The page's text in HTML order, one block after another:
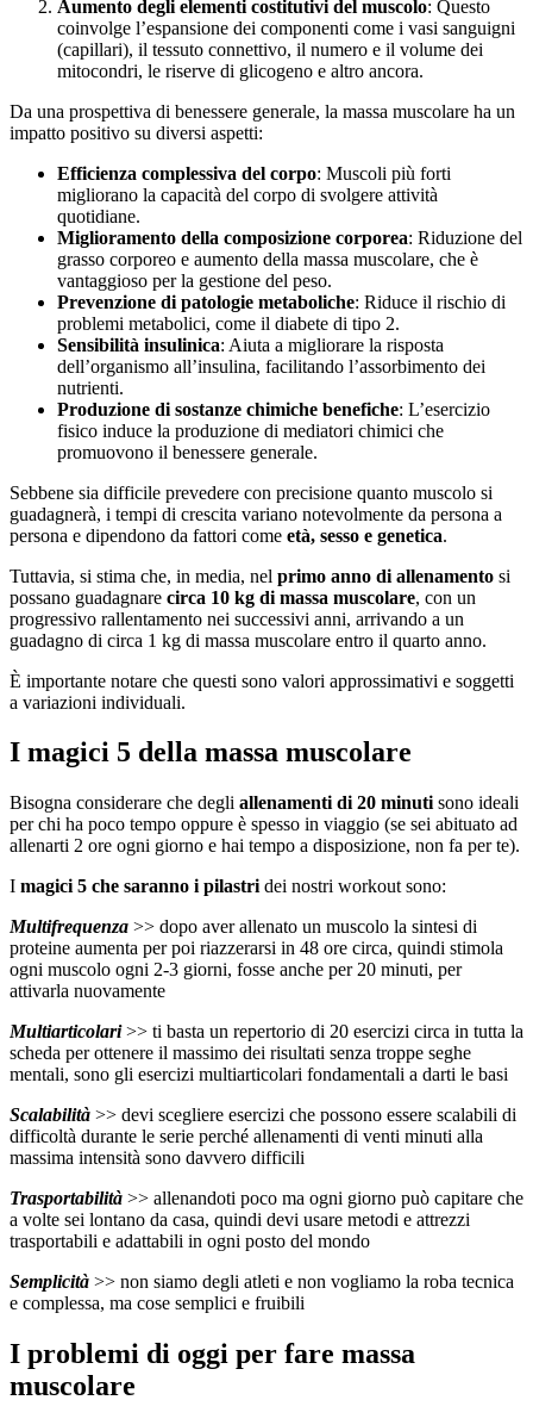
Aumento degli elementi costitutivi del muscolo: Questo
coinvolge l’espansione dei componenti come i vasi sanguigni
(capillari), il tessuto connettivo, il numero e il volume dei
mitocondri, le riserve di glicogeno e altro ancora.
Da una prospettiva di benessere generale, la massa muscolare ha un
impatto positivo su diversi aspetti:
Efficienza complessiva del corpo: Muscoli più forti
migliorano la capacità del corpo di svolgere attività
quotidiane.
Miglioramento della composizione corporea: Riduzione del
grasso corporeo e aumento della massa muscolare, che è
vantaggioso per la gestione del peso.
Prevenzione di patologie metaboliche: Riduce il rischio di
problemi metabolici, come il diabete di tipo 2.
Sensibilità insulinica: Aiuta a migliorare la risposta
dell’organismo all’insulina, facilitando l’assorbimento dei
nutrienti.
Produzione di sostanze chimiche benefiche: L’esercizio
fisico induce la produzione di mediatori chimici che
promuovono il benessere generale.
Sebbene sia difficile prevedere con precisione quanto muscolo si
guadagnerà, i tempi di crescita variano notevolmente da persona a
persona e dipendono da fattori come età, sesso e genetica.
Tuttavia, si stima che, in media, nel primo anno di allenamento si
possano guadagnare circa 10 kg di massa muscolare, con un
progressivo rallentamento nei successivi anni, arrivando a un
guadagno di circa 1 kg di massa muscolare entro il quarto anno.
È importante notare che questi sono valori approssimativi e soggetti
a variazioni individuali.
I magici 5 della massa muscolare
Bisogna considerare che degli allenamenti di 20 minuti sono ideali
per chi ha poco tempo oppure è spesso in viaggio (se sei abituato ad
allenarti 2 ore ogni giorno e hai tempo a disposizione, non fa per te).
I magici 5 che saranno i pilastri dei nostri workout sono:
Multifrequenza >> dopo aver allenato un muscolo la sintesi di
proteine aumenta per poi riazzerarsi in 48 ore circa, quindi stimola
ogni muscolo ogni 2-3 giorni, fosse anche per 20 minuti, per
attivarla nuovamente
Multiarticolari>> ti basta un repertorio di 20 esercizi circa in tutta la
scheda per ottenere il massimo dei risultati senza troppe seghe
mentali, sono gli esercizi multiarticolari fondamentali a darti le basi
Scalabilità >> devi scegliere esercizi che possono essere scalabili di
difficoltà durante le serie perché allenamenti di venti minuti alla
massima intensità sono davvero difficili
Trasportabilità >> allenandoti poco ma ogni giorno può capitare che
a volte sei lontano da casa, quindi devi usare metodi e attrezzi
trasportabili e adattabili in ogni posto del mondo
Semplicità >> non siamo degli atleti e non vogliamo la roba tecnica
e complessa, ma cose semplici e fruibili
I problemi di oggi per fare massa
muscolare